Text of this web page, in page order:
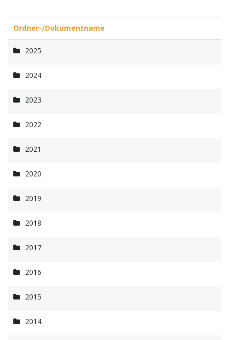
Ordner-/Dokumentname
2025
2024
2023
2022
2021
2020
2019
2018
2017
2016
2015
2014